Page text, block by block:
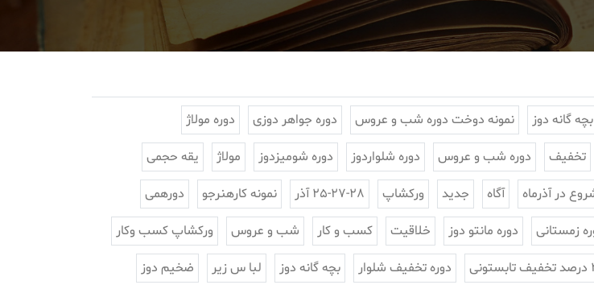
گانه دوز نمونه دوخت دوره شب و عروس دوره جواهر دوزی دوره مولاژ
تخفیف دوره شب و عروس دوره شلواردوز دوره شومیزدوز مولاژ یقه حجمی
در آذرماه آگاه جدید ورکشاپ 25-27-28 آذر نمونه کارهنرجو دورهمی
زمستانی دوره مانتو دوز خلاقیت کسب و کار شب و عروس ورکشاپ کسب وکار
دوره تخفیف شلوار بچه گانه دوز لبا س زیر ضخیم دوز